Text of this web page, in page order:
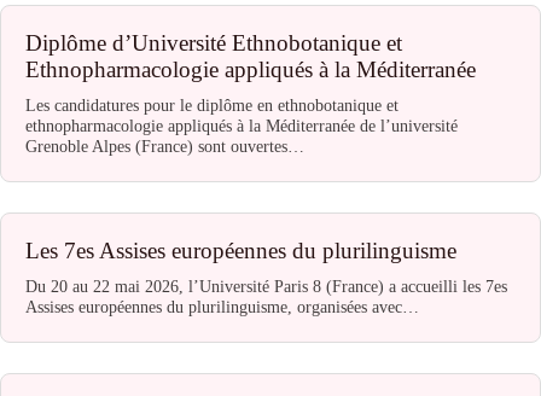
Diplôme d’Université Ethnobotanique et
Ethnopharmacologie appliqués à la Méditerranée
Les candidatures pour le diplôme en ethnobotanique et
ethnopharmacologie appliqués à la Méditerranée de l’université
Grenoble Alpes (France) sont ouvertes…
Les 7es Assises européennes du plurilinguisme
Du 20 au 22 mai 2026, l’Université Paris 8 (France) a accueilli les 7es
Assises européennes du plurilinguisme, organisées avec…